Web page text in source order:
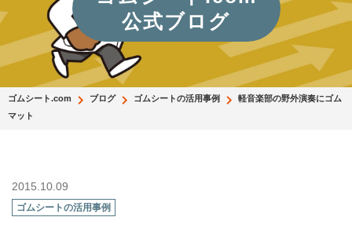
公式ブログ
ゴムシート.com ブログ ゴムシートの活用事例
軽音楽部の野外演奏にゴム
マット
2015.10.09
ゴムシートの活用事例